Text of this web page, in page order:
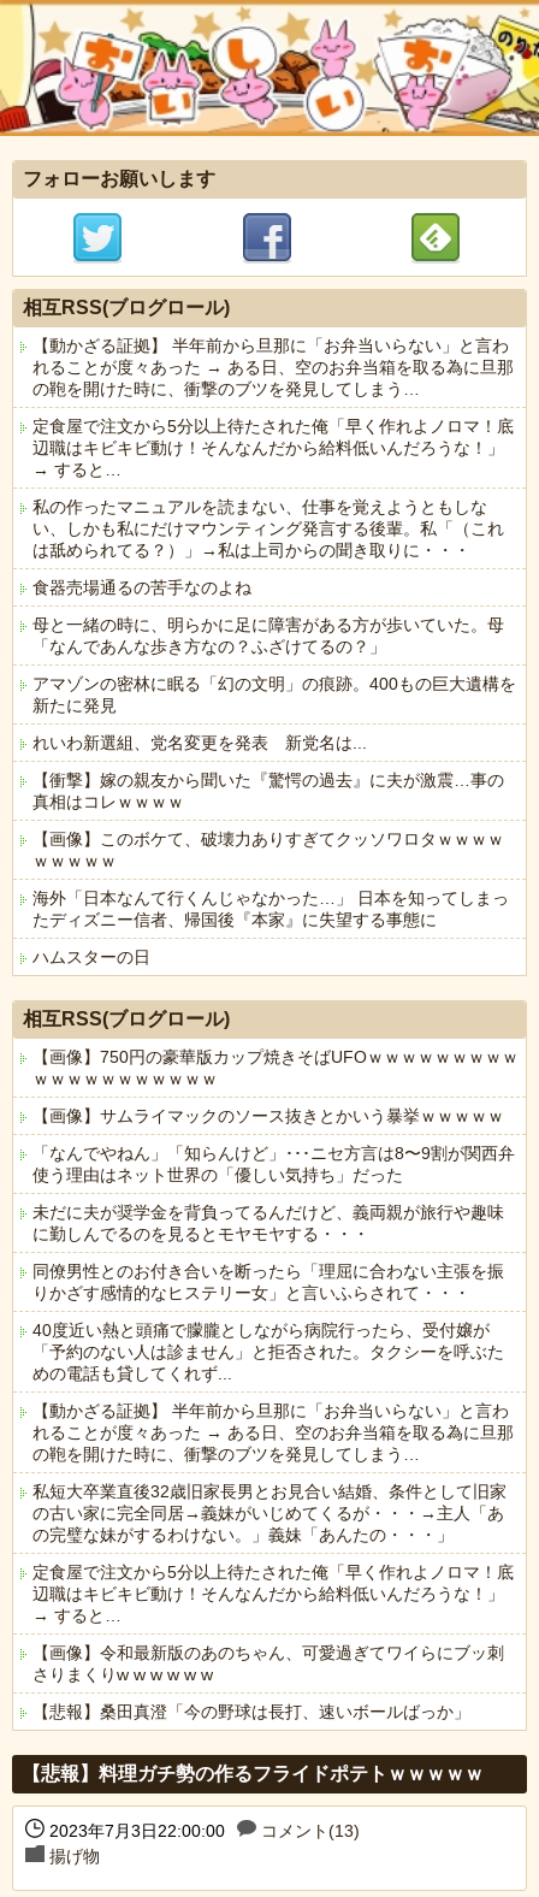
フォローお願いします
相互RSS(ブログロール)
【動かざる証拠】 半年前から旦那に「お弁当いらない」と言わ
れることが度々あった → ある日、空のお弁当箱を取る為に旦那
の鞄を開けた時に、衝撃のブツを発見してしまう…
定食屋で注文から5分以上待たされた俺「早く作れよノロマ！底
辺職はキビキビ動け！そんなんだから給料低いんだろうな！」
→ すると…
私の作ったマニュアルを読まない、仕事を覚えようともしな
い、しかも私にだけマウンティング発言する後輩。私「（これ
は舐められてる？）」→私は上司からの聞き取りに・・・
食器売場通るの苦手なのよね
母と一緒の時に、明らかに足に障害がある方が歩いていた。母
「なんであんな歩き方なの？ふざけてるの？」
アマゾンの密林に眠る「幻の文明」の痕跡。400もの巨大遺構を
新たに発見
れいわ新選組、党名変更を発表 新党名は...
【衝撃】嫁の親友から聞いた『驚愕の過去』に夫が激震…事の
真相はコレｗｗｗｗ
【画像】このボケて、破壊力ありすぎてクッソワロタｗｗｗｗ
ｗｗｗｗｗ
海外「日本なんて行くんじゃなかった…」 日本を知ってしまっ
たディズニー信者、帰国後『本家』に失望する事態に
ハムスターの日
相互RSS(ブログロール)
【画像】750円の豪華版カップ焼きそばUFOｗｗｗｗｗｗｗｗｗ
ｗｗｗｗｗｗｗｗｗｗｗ
【画像】サムライマックのソース抜きとかいう暴挙ｗｗｗｗｗ
「なんでやねん」「知らんけど」･･･ニセ方言は8〜9割が関西弁
使う理由はネット世界の「優しい気持ち」だった
未だに夫が奨学金を背負ってるんだけど、義両親が旅行や趣味
に勤しんでるのを見るとモヤモヤする・・・
同僚男性とのお付き合いを断ったら「理屈に合わない主張を振
りかざす感情的なヒステリー女」と言いふらされて・・・
40度近い熱と頭痛で朦朧としながら病院行ったら、受付嬢が
「予約のない人は診ません」と拒否された。タクシーを呼ぶた
めの電話も貸してくれず...
【動かざる証拠】 半年前から旦那に「お弁当いらない」と言わ
れることが度々あった → ある日、空のお弁当箱を取る為に旦那
の鞄を開けた時に、衝撃のブツを発見してしまう…
私短大卒業直後32歳旧家長男とお見合い結婚、条件として旧家
の古い家に完全同居→義妹がいじめてくるが・・・→主人「あ
の完璧な妹がするわけない。」義妹「あんたの・・・」
定食屋で注文から5分以上待たされた俺「早く作れよノロマ！底
辺職はキビキビ動け！そんなんだから給料低いんだろうな！」
→ すると…
【画像】令和最新版のあのちゃん、可愛過ぎてワイらにブッ刺
さりまくりw w w w w w
【悲報】桑田真澄「今の野球は長打、速いボールばっか」
【悲報】料理ガチ勢の作るフライドポテトｗｗｗｗｗ
2023年7月3日22:00:00
コメント(13)
揚げ物